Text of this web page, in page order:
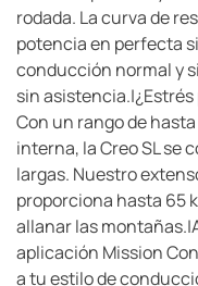
rodada. La curva de
potencia en perfecta
conducción normal y
sin asistencia.|¿Estrés
Con un rango de
interna, la Creo SL se
largas. Nuestro
proporciona hasta 65
allanar las
aplicación Mission
a tu estilo de